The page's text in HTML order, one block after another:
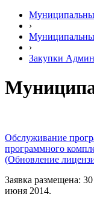
›
›
Закупки
Обслуживание
программного
(Обновление
Заявка размещена:
июня 2014.